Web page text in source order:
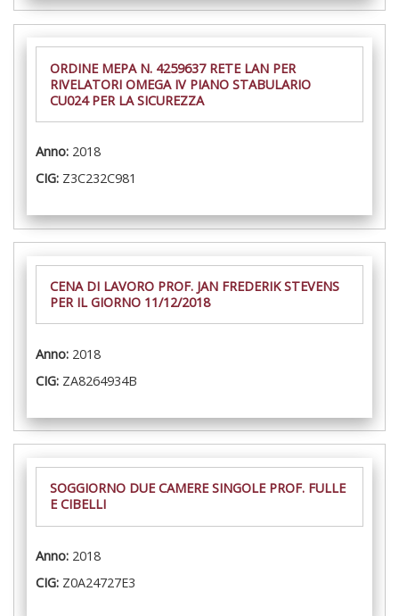
ORDINE MEPA N. 4259637 RETE LAN PER
RIVELATORI OMEGA IV PIANO STABULARIO
CU024 PER LA SICUREZZA
Anno: 2018
CIG: Z3C232C981
CENA DI LAVORO PROF. JAN FREDERIK STEVENS
PER IL GIORNO 11/12/2018
Anno: 2018
CIG: ZA8264934B
SOGGIORNO DUE CAMERE SINGOLE PROF. FULLE
E CIBELLI
Anno: 2018
CIG: Z0A24727E3